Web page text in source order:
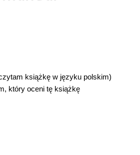
książkę w języku polskim)
który oceni tę książkę